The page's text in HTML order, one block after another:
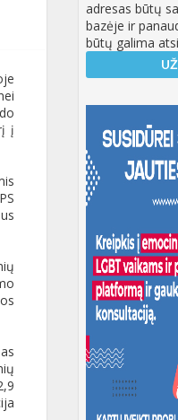
į
adresas būtų
bazėje ir
būtų galima